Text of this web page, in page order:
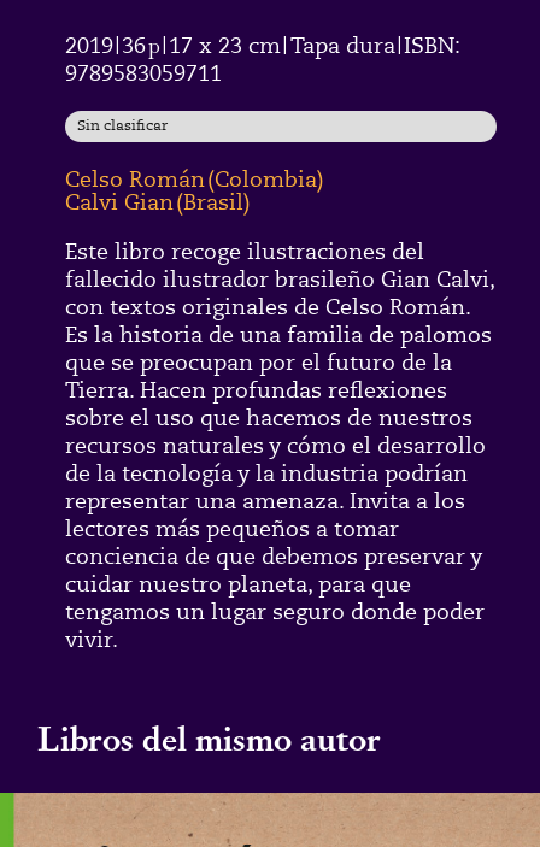
2019 36p 17 x 23 cm Tapa dura ISBN:
9789583059711
Sin clasificar
Celso Román(Colombia)
Calvi Gian(Brasil)
Este libro recoge ilustraciones del
fallecido ilustrador brasileño Gian Calvi,
con textos originales de Celso Román.
Es la historia de una familia de palomos
que se preocupan por el futuro de la
Tierra. Hacen profundas reflexiones
sobre el uso que hacemos de nuestros
recursos naturales y cómo el desarrollo
de la tecnología y la industria podrían
representar una amenaza. Invita a los
lectores más pequeños a tomar
conciencia de que debemos preservar y
cuidar nuestro planeta, para que
tengamos un lugar seguro donde poder
vivir.
Libros del mismo autor